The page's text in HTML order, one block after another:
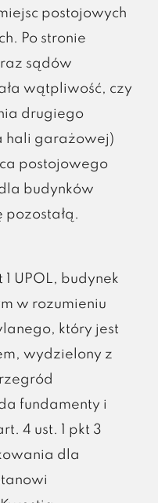
postojowych
Po stronie
sądów
wątpliwość, czy
drugiego
hali garażowej)
postojowego
budynków
pozostałą.
1 UPOL, budynek
w rozumieniu
który jest
wydzielony z
fundamenty i
4 ust. 1 pkt 3
dla